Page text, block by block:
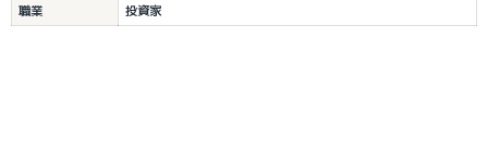
職業
投資家